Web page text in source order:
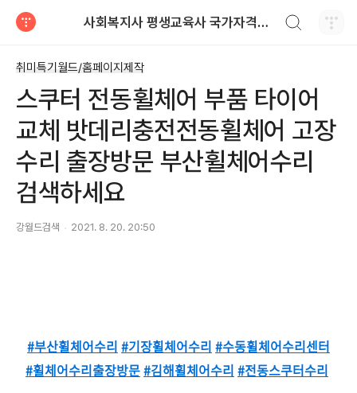
사회복지사 평생교육사 국가자격증 레포트 자료
취미특기월드/홈페이지제작
스쿠터 전동휠체어 부품 타이어
교체 밧데리충전전동휠체어 고장
수리 출장방문 부산휠체어수리
검색하세요
강월드검색 2021. 8. 20. 20:50
#부산휠체어수리 #기장휠체어수리 #수동휠체어수리센터
#휠체어수리출장방문#김해휠체어수리 #전동스쿠터수리